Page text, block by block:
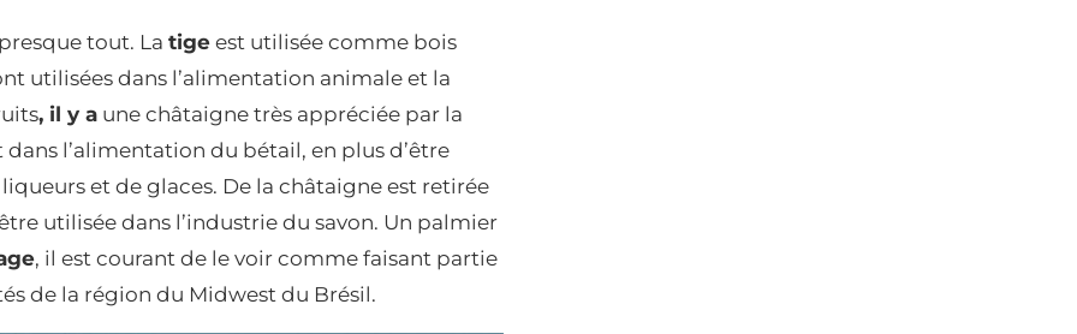
tout. La tige est utilisée comme bois
utilisées dans l’alimentation animale et la
, il y a une châtaigne très appréciée par la
l’alimentation du bétail, en plus d’être
et de glaces. De la châtaigne est retirée
utilisée dans l’industrie du savon. Un palmier
, il est courant de le voir comme faisant partie
de la région du Midwest du Brésil.